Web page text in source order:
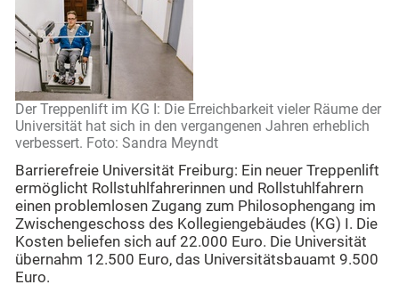
Der Treppenlift im KG I: Die Erreichbarkeit vieler Räume der
Universität hat sich in den vergangenen Jahren erheblich
verbessert. Foto: Sandra Meyndt
Barrierefreie Universität Freiburg: Ein neuer Treppenlift
ermöglicht Rollstuhlfahrerinnen und Rollstuhlfahrern
einen problemlosen Zugang zum Philosophengang im
Zwischengeschoss des Kollegiengebäudes (KG) I. Die
Kosten beliefen sich auf 22.000 Euro. Die Universität
übernahm 12.500 Euro, das Universitätsbauamt 9.500
Euro.